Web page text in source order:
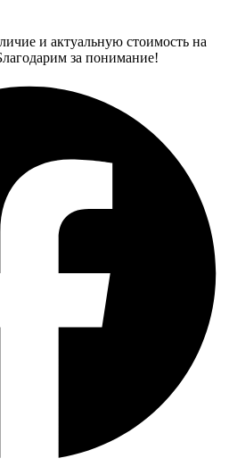
и актуальную стоимость на
за понимание!